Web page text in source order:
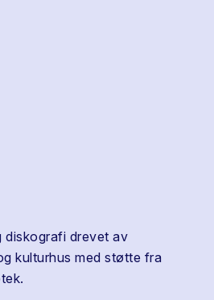
diskografi drevet av
kulturhus med støtte fra